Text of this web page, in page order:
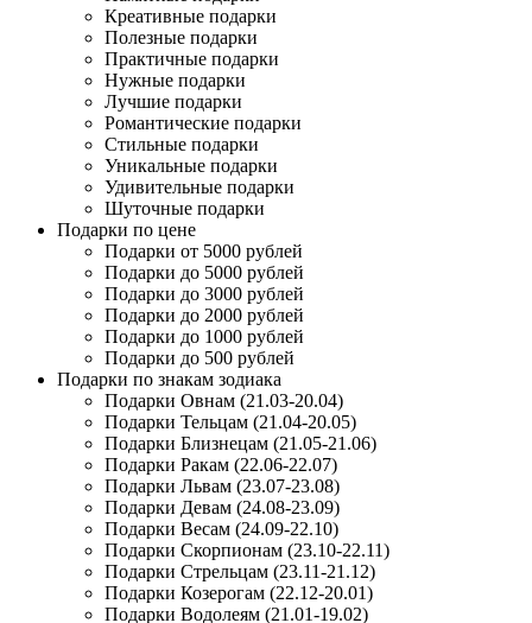
Креативные подарки
Полезные подарки
Практичные подарки
Нужные подарки
Лучшие подарки
Романтические подарки
Стильные подарки
Уникальные подарки
Удивительные подарки
Шуточные подарки
Подарки по цене
Подарки от 5000 рублей
Подарки до 5000 рублей
Подарки до 3000 рублей
Подарки до 2000 рублей
Подарки до 1000 рублей
Подарки до 500 рублей
Подарки по знакам зодиака
Подарки Овнам (21.03-20.04)
Подарки Тельцам (21.04-20.05)
Подарки Близнецам (21.05-21.06)
Подарки Ракам (22.06-22.07)
Подарки Львам (23.07-23.08)
Подарки Девам (24.08-23.09)
Подарки Весам (24.09-22.10)
Подарки Скорпионам (23.10-22.11)
Подарки Стрельцам (23.11-21.12)
Подарки Козерогам (22.12-20.01)
Подарки Водолеям (21.01-19.02)